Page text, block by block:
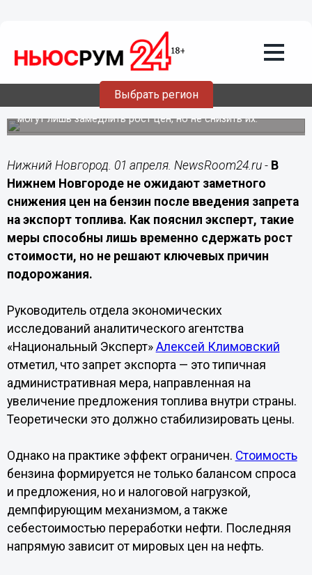
Выбрать регион
Почему в Нижнем Новгороде не ждут
снижения цен на бензин после запрета
экспорта
Эксперт объяснил, почему административные меры
могут лишь замедлить рост цен, но не снизить их.
Нижний Новгород. 01 апреля. NewsRoom24.ru - В
Нижнем Новгороде не ожидают заметного
снижения цен на бензин после введения запрета
на экспорт топлива. Как пояснил эксперт, такие
меры способны лишь временно сдержать рост
стоимости, но не решают ключевых причин
подорожания.
Руководитель отдела экономических
исследований аналитического агентства
«Национальный Эксперт» Алексей Климовский
отметил, что запрет экспорта — это типичная
административная мера, направленная на
увеличение предложения топлива внутри страны.
Теоретически это должно стабилизировать цены.
Однако на практике эффект ограничен. Стоимость
бензина формируется не только балансом спроса
и предложения, но и налоговой нагрузкой,
демпфирующим механизмом, а также
себестоимостью переработки нефти. Последняя
напрямую зависит от мировых цен на нефть.